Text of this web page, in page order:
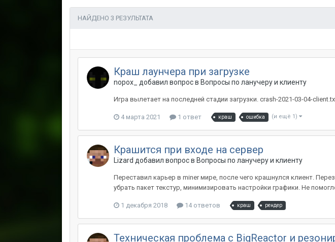
НАЙДЕНО 3 РЕЗУЛЬТАТА
Краш лаунчера при загрузке
nopox_ добавил вопрос в Вопросы по ланучеру и клиенту
Игра вылетает на последней стадии загрузки. crash-2021-03-04-
4 марта 2021 1 ответ краш ошибка (и ещё 1)
Крашится при входе на сервер
Lizard добавил вопрос в Вопросы по ланучеру и клиенту
Переставил карьер в miner мире, после чего крашнулся клиент.
убрать пакет текстур, минимизировать настройки графики. Не
1 декабря 2018 14 ответов краш рендер
Техническая проблема с BigReactor и